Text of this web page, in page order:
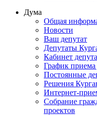
Дума
Общая
Новости
Ваш депутат
Депутаты
Кабинет
График приема
Постоянные
Решения
Интернет-
Собрание
проектов